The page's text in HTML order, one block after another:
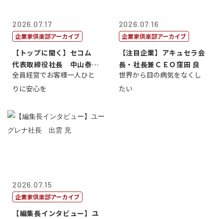
2026.07.17
企業家倶楽部アーカイブ
【トップに聞く】セコム
代表取締役社長 中山泰
男
全員経営でお客様一人ひと
りに安心を
2026.07.16
企業家倶楽部アーカイブ
【注目企業】アキュセラ会
長・社長兼ＣＥＯ窪田 良
世界から目の病気をなくし
たい
2026.07.15
企業家倶楽部アーカイブ
【編集長インタビュー】ユ